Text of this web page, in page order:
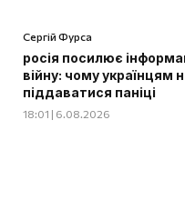
Сергій Фурса
росія посилює
війну: чому українцям
піддаватися паніці
18:01 | 6.08.2026